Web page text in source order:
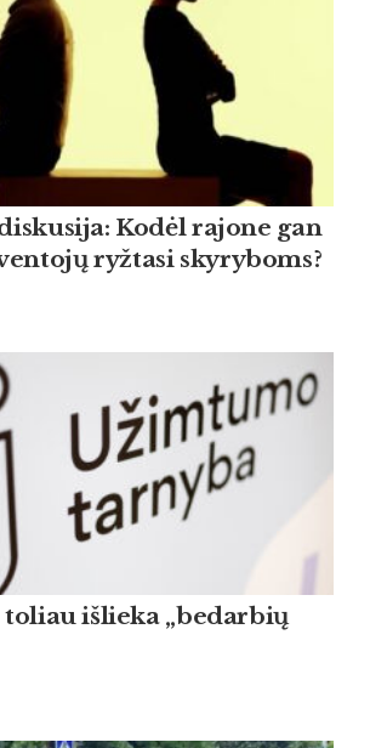
Kodėl rajone gan
ryžtasi skyryboms?
išlieka „bedarbių